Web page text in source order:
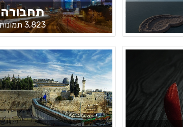
תחבורה
3,823 תמונות